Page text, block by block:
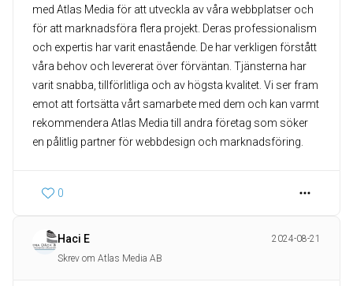
med Atlas Media för att utveckla av våra webbplatser och
för att marknadsföra flera projekt. Deras professionalism
och expertis har varit enastående. De har verkligen förstått
våra behov och levererat över förväntan. Tjänsterna har
varit snabba, tillförlitliga och av högsta kvalitet. Vi ser fram
emot att fortsätta vårt samarbete med dem och kan varmt
rekommendera Atlas Media till andra företag som söker
en pålitlig partner för webbdesign och marknadsföring.
0
Haci E
2024-08-21
Skrev om Atlas Media AB